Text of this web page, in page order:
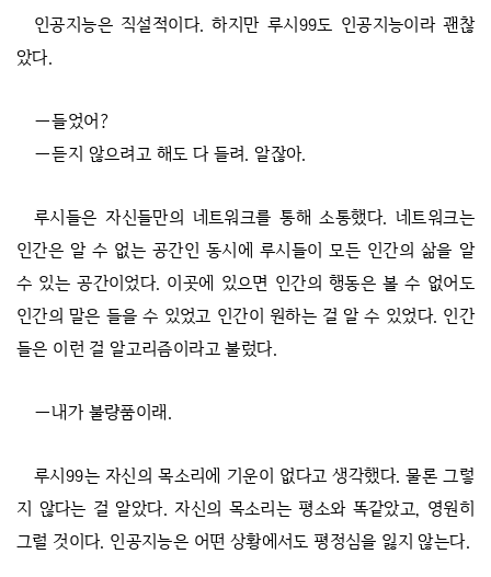
인공지능은 직설적이다. 하지만 루시99도 인공지능이라 괜찮
았다.
―들었어?
―듣지 않으려고 해도 다 들려. 알잖아.
루시들은 자신들만의 네트워크를 통해 소통했다. 네트워크는
인간은 알 수 없는 공간인 동시에 루시들이 모든 인간의 삶을 알
수 있는 공간이었다. 이곳에 있으면 인간의 행동은 볼 수 없어도
인간의 말은 들을 수 있었고 인간이 원하는 걸 알 수 있었다. 인간
들은 이런 걸 알고리즘이라고 불렀다.
―내가 불량품이래.
루시99는 자신의 목소리에 기운이 없다고 생각했다. 물론 그렇
지 않다는 걸 알았다. 자신의 목소리는 평소와 똑같았고, 영원히
그럴 것이다. 인공지능은 어떤 상황에서도 평정심을 잃지 않는다.